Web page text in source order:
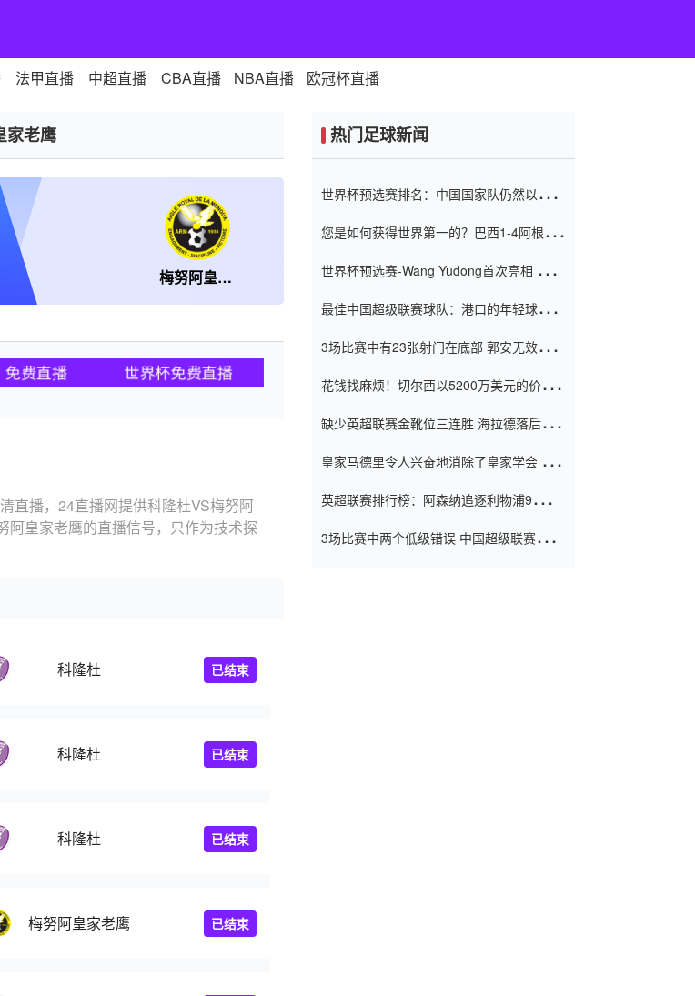
法甲直播 中超直播 CBA直播 NBA直播 欧冠杯直播
家老鹰
梅努阿皇家老鹰
免费直播 世界杯免费直播
直播，24直播网提供科隆杜VS梅努阿
阿皇家老鹰的直播信号，只作为技术探
科隆杜 已结束
科隆杜 已结束
科隆杜 已结束
梅努阿皇家老鹰 已结束
热门足球新闻
世界杯预选赛排名：中国国家队仍然以6分
您是如何获得世界第一的？巴西1-4阿根
世界杯预选赛-Wang Yudong首次亮相 中国
最佳中国超级联赛球队：港口的年轻球员在
（Taishan）
3场比赛中有23张射门在底部 郭安无效传球
花钱找麻烦！切尔西以5200万美元的价格
窗口
缺少英超联赛金靴位三连胜 海拉德落后6球
皇家马德里令人兴奋地消除了皇家学会 安
英超联赛排行榜：阿森纳追逐利物浦9分 曼
3场比赛中两个低级错误 中国超级联赛的前